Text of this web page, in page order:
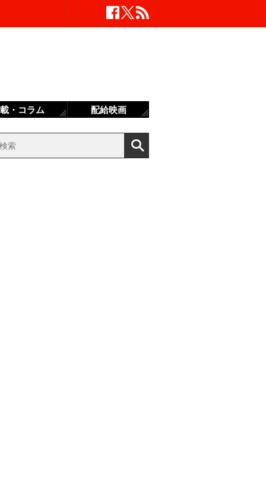
・コラム 配給映画